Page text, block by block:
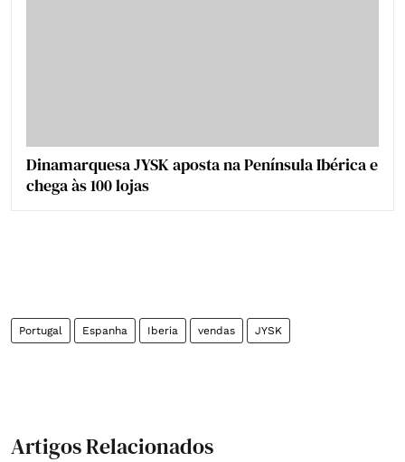
Dinamarquesa JYSK aposta na Península Ibérica e
chega às 100 lojas
Portugal Espanha Iberia vendas JYSK
Artigos Relacionados